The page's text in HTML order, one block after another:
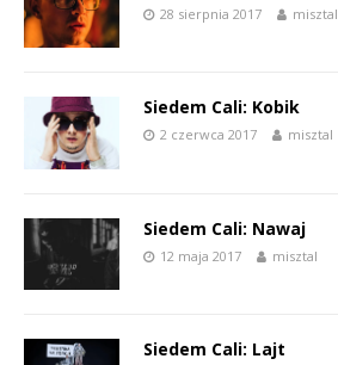
28 sierpnia 2017 misztal
Siedem Cali: Kobik
2 czerwca 2017 misztal
Siedem Cali: Nawaj
12 maja 2017 misztal
Siedem Cali: Lajt